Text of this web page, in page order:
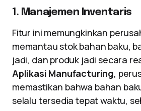
1. Manajemen Inventaris
Fitur ini memungkinkan
memantau stok bahan baku,
jadi, dan produk jadi secara
Aplikasi Manufacturing,
memastikan bahwa bahan
selalu tersedia tepat waktu,